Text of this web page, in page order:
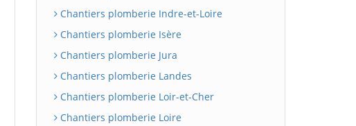
Chantiers plomberie Indre-et-Loire
Chantiers plomberie Isère
Chantiers plomberie Jura
Chantiers plomberie Landes
Chantiers plomberie Loir-et-Cher
Chantiers plomberie Loire